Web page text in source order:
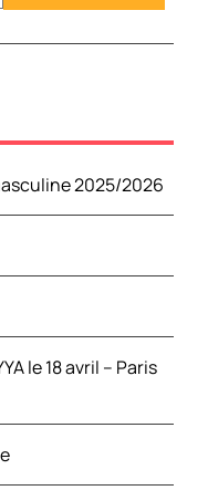
2025/2026
le 18 avril – Paris